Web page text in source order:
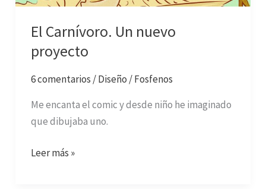
El Carnívoro. Un nuevo
proyecto
6 comentarios /Diseño /Fosfenos
Me encanta el comic y desde niño he imaginado
que dibujaba uno.
Leer más »